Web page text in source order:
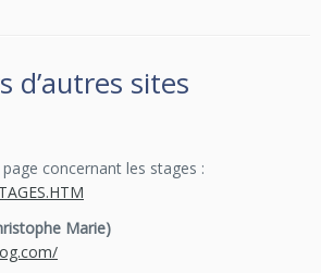
d’autres sites
concernant les stages :
Marie)